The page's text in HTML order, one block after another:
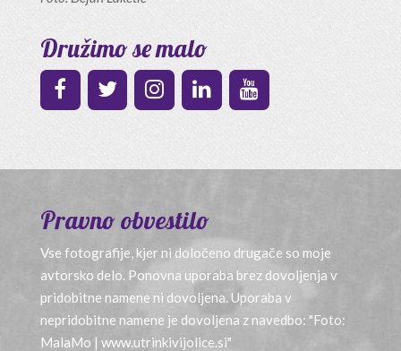
Družimo se malo
Pravno obvestilo
Vse fotografije, kjer ni določeno drugače so moje
avtorsko delo. Ponovna uporaba brez dovoljenja v
pridobitne namene ni dovoljena. Uporaba v
nepridobitne namene je dovoljena z navedbo: "Foto:
MalaMo | www.utrinkivijolice.si"